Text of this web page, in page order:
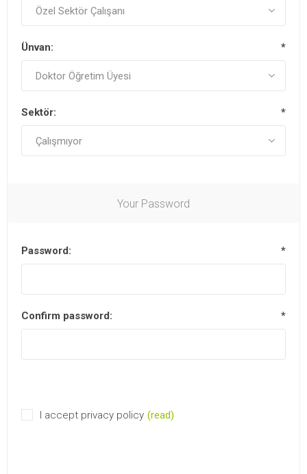
Ünvan: *
Sektör: *
Your Password
Password: *
Confirm password: *
I accept privacy policy (read)